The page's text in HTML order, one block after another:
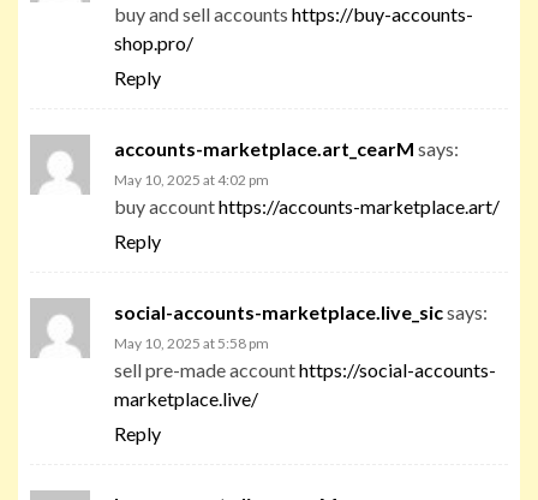
buy and sell accounts https://buy-accounts-
shop.pro/
Reply
accounts-marketplace.art_cearM says:
May 10, 2025 at 4:02 pm
buy accounthttps://accounts-marketplace.art/
Reply
social-accounts-marketplace.live_sicsays:
May 10, 2025 at 5:58 pm
sell pre-made accounthttps://social-accounts-
marketplace.live/
Reply